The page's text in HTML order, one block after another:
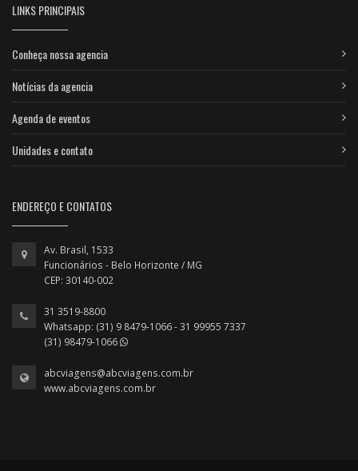
LINKS PRINCIPAIS
Conheça nossa agencia
Notícias da agencia
Agenda de eventos
Unidades e contato
ENDEREÇO E CONTATOS
Av. Brasil, 1533
Funcionários - Belo Horizonte / MG
CEP: 30140-002
31 3519-8800
Whatsapp: (31) 9 8479-1066 - 31 99955 7337
(31) 98479-1066
abcviagens@abcviagens.com.br
www.abcviagens.com.br